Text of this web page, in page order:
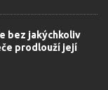
bez jakýchkoliv
prodlouží její